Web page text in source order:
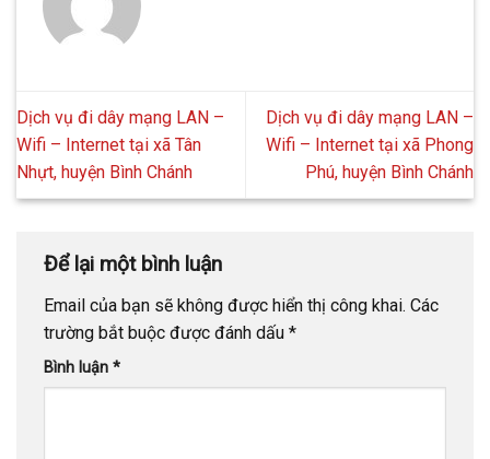
Dịch vụ đi dây mạng LAN –
Wifi – Internet tại xã Tân
Nhựt, huyện Bình Chánh
Dịch vụ đi dây mạng LAN –
Wifi – Internet tại xã Phong
Phú, huyện Bình Chánh
Để lại một bình luận
Email của bạn sẽ không được hiển thị công khai. Các
trường bắt buộc được đánh dấu *
Bình luận *